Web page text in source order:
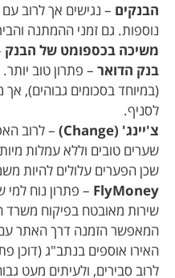
הבנקים – נגישים אך לרוב
נוספות. גם זמני ההמתנה
משיכה בכספומט של הבנק
בנק הדואר – פתרון טוב
(במיוחד בסכומים גבוהים),
לסניף.
צ'יינג' (Change)
– לרוב
שערים טובים וללא עמלות
שכן הפערים עלולים להיות
FlyMoney – פתרון נוח למי
שירות מאובטח בפיקוח משרד
המאפשר הזמנה דרך האתר
לרוב סבירים, ולעיתים מעט